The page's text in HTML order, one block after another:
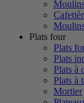
Plats four
Plats
Plats
Plats à
Plats à
Mortier